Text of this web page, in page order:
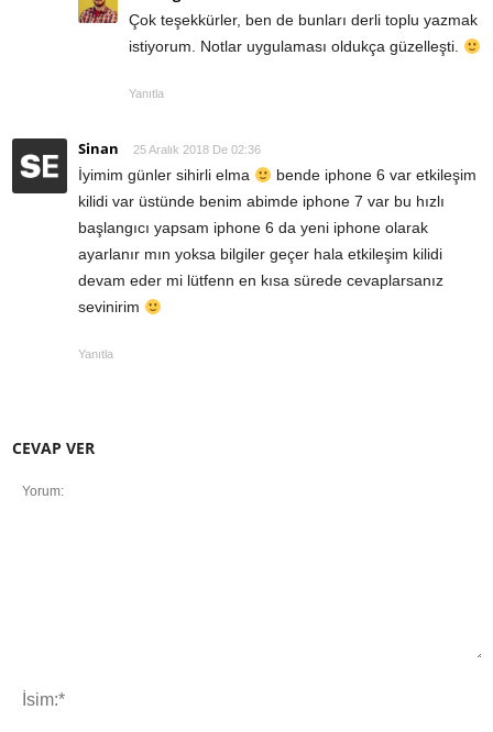
Çok teşekkürler, ben de bunları derli toplu yazmak
istiyorum. Notlar uygulaması oldukça güzelleşti.
Yanıtla
Sinan 25 Aralık 2018 De 02:36
İyimim günler sihirli elma
bende iphone 6 var etkileşim
kilidi var üstünde benim abimde iphone 7 var bu hızlı
başlangıcı yapsam iphone 6 da yeni iphone olarak
ayarlanır mın yoksa bilgiler geçer hala etkileşim kilidi
devam eder mi lütfenn en kısa sürede cevaplarsanız
sevinirim
Yanıtla
CEVAP VER